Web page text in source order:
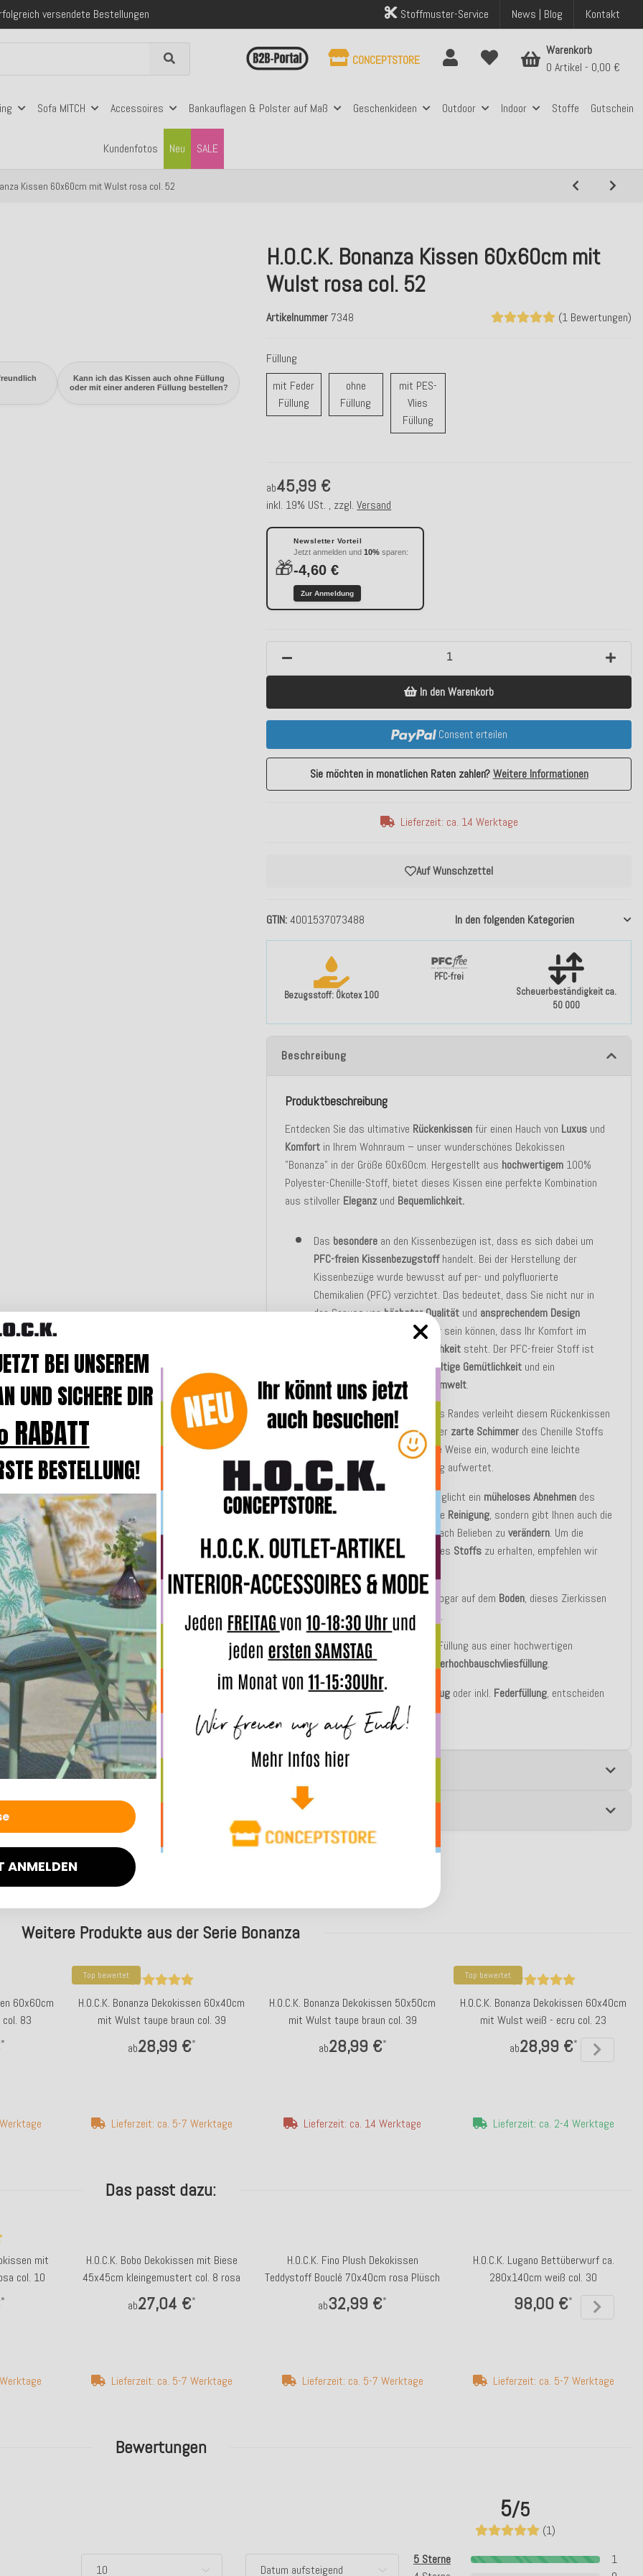
Klarna, PayPal & Amazon Pay
Deutschlands ab 99€ Bestellwert
Stoffmuster-Service News | Blog Kontakt
Sofa MITCH Accessoires Bankauflagen & Polster auf Maß Geschenkideen Outdoor Indoor Stoffe Gutschein
Kundenfotos SALE
Neu
CONCEPTSTORE
Warenkorb
0 Artikel
0,00 €
Kissen 60x60cm mit Wulst rosa col. 52
Kann ich das Kissen auch ohne Füllung
oder mit einer anderen Füllung bestellen?
H.O.C.K. Bonanza Kissen 60x60cm mit
Wulst rosa col. 52
(1 Bewertungen)
Artikelnummer 7348
Bezugsstoff: Ökotex 100
PFC-frei
Scheuerbeständigkeit ca.
50 000
GTIN 4001537073488 In den folgenden Kategorien
Füllung
mit Feder
Füllungmit Feder Füllung
ohne
Füllung ohne Füllung
mit PES-
Vlies
Füllungmit PES-Vlies Füllung
ab45,99 €
inkl. 19% USt. , zzgl.Versand
🎁
Newsletter Vorteil
Jetzt anmelden und10% sparen:
-4,60 €
Zur Anmeldung
Auf Wunschzettel
In den Warenkorb
Consent erteilen
Sie möchten in monatlichen Raten zahlen?Weitere Informationen
Lieferzeit: ca. 14 Werktage
Beschreibung
Produktbeschreibung
Entdecken Sie das ultimative Rückenkissenfür einen Hauch von Luxus und
Komfort in Ihrem Wohnraum – unser wunderschönes Dekokissen
"Bonanza" in der Größe 60x60cm. Hergestellt aus hochwertigem 100%
Polyester-Chenille-Stoff, bietet dieses Kissen eine perfekte Kombination
aus stilvoller Eleganz und Bequemlichkeit.
Das besondere an den Kissenbezügen ist, dass es sich dabei um
PFC-freien Kissenbezugstoffhandelt. Bei der Herstellung der
Kissenbezüge wurde bewusst auf per- und polyfluorierte
Chemikalien (PFC) verzichtet. Das bedeutet, dass Sie nicht nur in
den Genuss vonhöchster Qualität und ansprechendem Design
kommen, sondern auch sicher sein können, dass Ihr Komfort im
Umweltfreundlichkeit steht. Der PFC-freier Stoff ist
nachhaltige Gemütlichkeit und ein
bewusstes Bekenntnis
Umwelt.
Die etwas dickereWulstentlang des Randes verleiht diesem Rückenkissen
einen nochhochwertigeren Touch . Der zarte Schimmer des Chenille Stoffs
fängt das Licht auf eine einzigartige Weise ein, wodurch eine leichte
Brillanzentsteht, die Ihre Einrichtung aufwertet.
Der praktische
ermöglicht ein müheloses Abnehmen des
Bezugs. Dies
nicht nur die Reinigung, sondern gibt Ihnen auch die
Ihrer Umgebung nach Belieben zuverändern. Um die
lebendigenFarben und die des Stoffs zu erhalten, empfehlen wir
Ob auf Sofa,Bett, Sesseloder als sogar auf dem Boden, dieses Zierkissen
findet überall einen passenden Platz.
!!! In der Basic Variante besteht die Füllung aus einer hochwertigen
komfortablen silikonisierten
Polyesterhochbauschvliesfüllung.
Online zu bestellen auch nur als
Bezug oder inkl. Federfüllung, entscheiden
Merkmale
Angaben zur Produktsicherheit
Bewertungen
5/5
(1)
5 Sterne
1
Weitere Produkte aus der Serie Bonanza
60x60cm
83
*
Top bewertet
H.O.C.K. Bonanza Dekokissen 60x40cm
mit Wulst taupe braun col. 39
ab28,99 €*
Lieferzeit: ca. 5-7 Werktage
H.O.C.K. Bonanza Dekokissen 50x50cm
mit Wulst taupe braun col. 39
ab28,99 €*
Lieferzeit: ca. 14 Werktage
Top bewertet
H.O.C.K. Bonanza Dekokissen 60x40cm
mit Wulst weiß - ecru col. 23
ab28,99 €*
Lieferzeit: ca. 2-4 Werktage
Das passt dazu:
mit
col. 10
*
H.O.C.K. Bobo Dekokissen mit Biese
45x45cm kleingemustert col. 8 rosa
ab27,04 €*
Lieferzeit: ca. 5-7 Werktage
H.O.C.K. Fino Plush Dekokissen
Teddystoff Bouclé 70x40cm rosa Plüsch
ab32,99 €*
Lieferzeit: ca. 5-7 Werktage
H.O.C.K. Lugano Bettüberwurf ca.
280x140cm weiß col. 30
98,00 €*
Lieferzeit: ca. 5-7 Werktage
BEI UNSEREM
UND SICHERE DIR
BESTELLUNG!
ANMELDEN